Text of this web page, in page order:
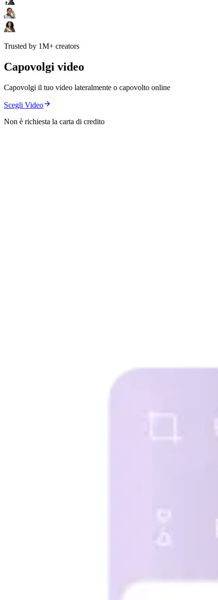
Trusted by 1M+ creators
Capovolgi video
Capovolgi il tuo video lateralmente o capovolto online
Scegli Video
Non è richiesta la carta di credito